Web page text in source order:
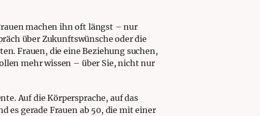
machen ihn oft längst – nur
über Zukunftswünsche oder die
Frauen, die eine Beziehung suchen,
mehr wissen – über Sie, nicht nur
Auf die Körpersprache, auf das
es gerade Frauen ab 50, die mit einer